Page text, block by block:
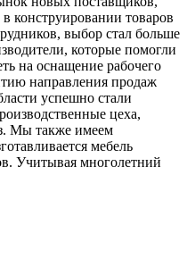
конструировании товаров
выбор стал больше
которые помогли
на оснащение рабочего
направления продаж
успешно стали
цеха,
Мы также имеем
мебель
Учитывая многолетний